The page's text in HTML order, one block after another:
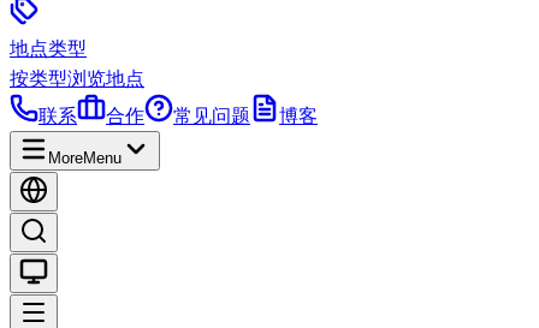
地点类型
按类型浏览地点
联系
合作 常见问题 博客
MoreMenu